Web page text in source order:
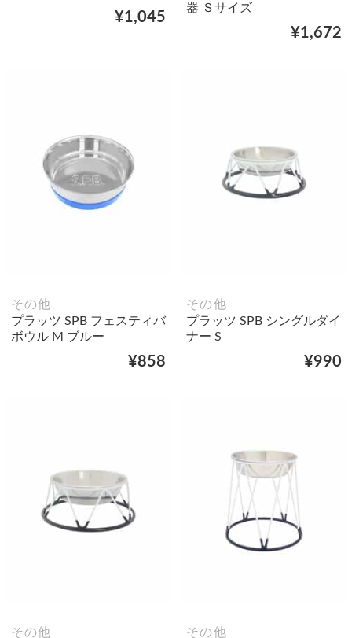
¥1,045
器 Ｓサイズ
¥1,672
その他
プラッツ SPB フェスティバ
ボウル M ブルー
¥858
その他
プラッツ SPB シングルダイ
ナー S
¥990
その他 その他